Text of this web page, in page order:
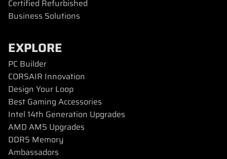
Certified Refurbished
Business Solutions
EXPLORE
PC Builder
CORSAIR Innovation
Design Your Loop
Best Gaming Accessories
Intel 14th Generation Upgrades
AMD AM5 Upgrades
DDR5 Memory
Ambassadors